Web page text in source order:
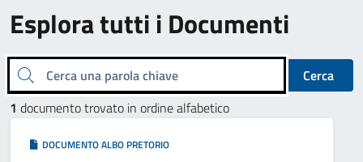
Esplora tutti i Documenti
Cerca una parola chiave
Cerca
1 documento trovato in ordine alfabetico
DOCUMENTO ALBO PRETORIO